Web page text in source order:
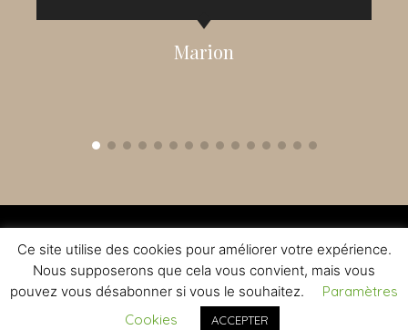
Marion
CGV-MENTIONS LÉGALES
L'ABUS D'ALCOOL EST DANGEREUX A LA SANTE - A CONSOMMER AVEC
MODERATION
Ce site utilise des cookies pour améliorer votre expérience.
Nous supposerons que cela vous convient, mais vous
pouvez vous désabonner si vous le souhaitez.
Paramètres
Cookies
ACCEPTER